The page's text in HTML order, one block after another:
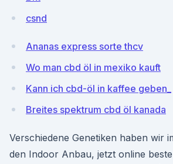
csnd
Ananas express sorte thcv
Wo man cbd öl in mexiko kauft
Kann ich cbd-öl in kaffee geben_
Breites spektrum cbd öl kanada
Verschiedene Genetiken haben wir
den Indoor Anbau, jetzt online